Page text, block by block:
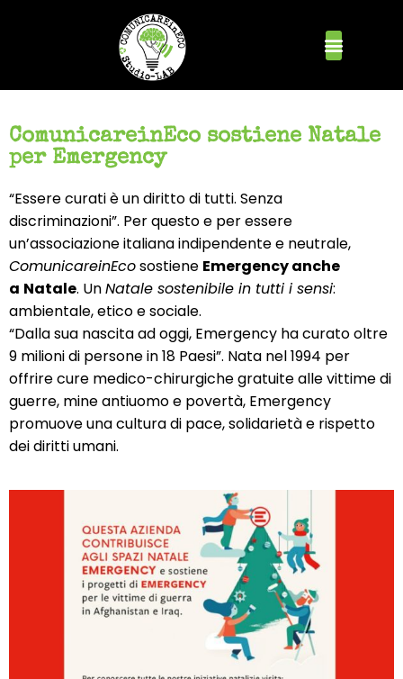
ComunicareinEco sostiene Natale
per Emergency
“Essere curati è un diritto di tutti. Senza
discriminazioni”. Per questo e per essere
un’associazione italiana indipendente e neutrale,
ComunicareinEcosostiene Emergency anche
a Natale. UnNatale sostenibile in tutti i sensi:
ambientale, etico e sociale.
“Dalla sua nascita ad oggi, Emergency ha curato oltre
9 milioni di persone in 18 Paesi”. Nata nel 1994 per
offrire cure medico-chirurgiche gratuite alle vittime di
guerre, mine antiuomo e povertà, Emergency
promuove una cultura di pace, solidarietà e rispetto
dei diritti umani.